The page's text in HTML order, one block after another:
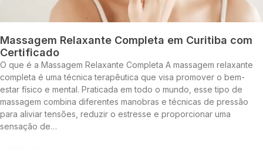
Massagem Relaxante Completa em Curitiba com
Certificado
O que é a Massagem Relaxante Completa A massagem relaxante
completa é uma técnica terapêutica que visa promover o bem-
estar físico e mental. Praticada em todo o mundo, esse tipo de
massagem combina diferentes manobras e técnicas de pressão
para aliviar tensões, reduzir o estresse e proporcionar uma
sensação de…